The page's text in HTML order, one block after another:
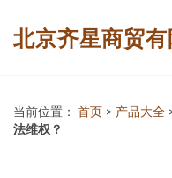
北京齐星商贸有
当前位置： 首页 > 产品大全
法维权？